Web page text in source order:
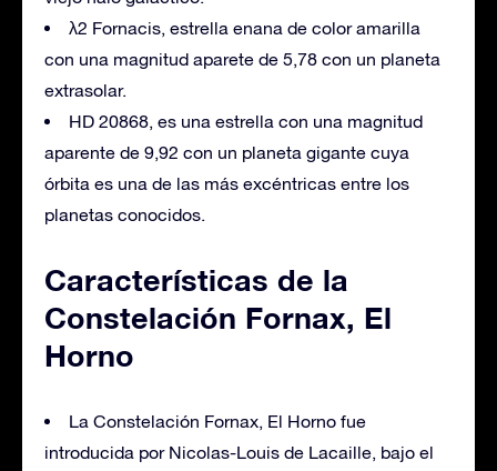
λ2 Fornacis, estrella enana de color amarilla
con una magnitud aparete de 5,78 con un planeta
extrasolar.
HD 20868, es una estrella con una magnitud
aparente de 9,92 con un planeta gigante cuya
órbita es una de las más excéntricas entre los
planetas conocidos.
Características de la
Constelación Fornax, El
Horno
La Constelación Fornax, El Horno fue
introducida por Nicolas-Louis de Lacaille, bajo el